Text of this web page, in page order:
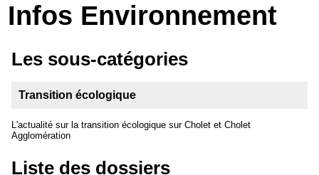
Economie
Infos Environnement
Les sous-catégories
Transition écologique
L'actualité sur la transition écologique sur Cholet et Cholet
Agglomération
Liste des dossiers